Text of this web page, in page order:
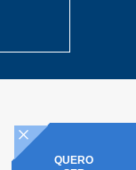
QUERO